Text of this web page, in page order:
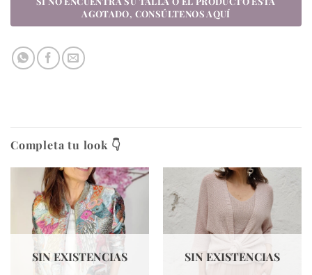
Completa tu look 👇
SIN EXISTENCIAS SIN EXISTENCIAS